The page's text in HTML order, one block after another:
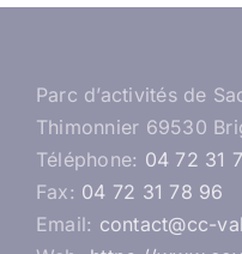
Parc d’activités de
Thimonnier 69530
Téléphone: 04 72 31
Fax: 04 72 31 78 96
Email: contact@cc-